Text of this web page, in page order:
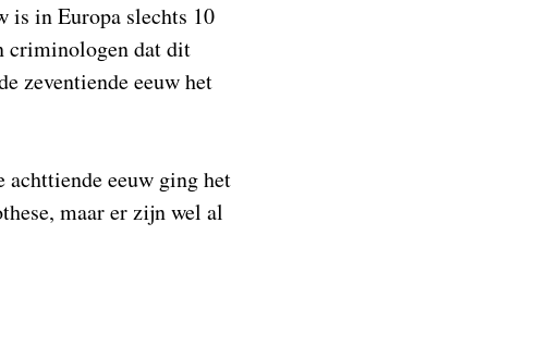
is in Europa slechts 10
criminologen dat dit
zeventiende eeuw het
achttiende eeuw ging het
maar er zijn wel al